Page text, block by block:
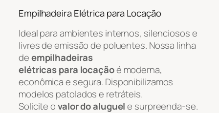
Empilhadeira Elétrica para Locação
Ideal para ambientes internos, silenciosos e
livres de emissão de poluentes. Nossa linha
deempilhadeiras
elétricas para locaçãoé moderna,
econômica e segura. Disponibilizamos
modelos patolados e retráteis.
Solicite ovalor do aluguele surpreenda-se.